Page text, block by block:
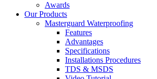
Awards
Our Products
Masterguard Waterproofing
Features
Advantages
Specifications
Installations Procedures
TDS & MSDS